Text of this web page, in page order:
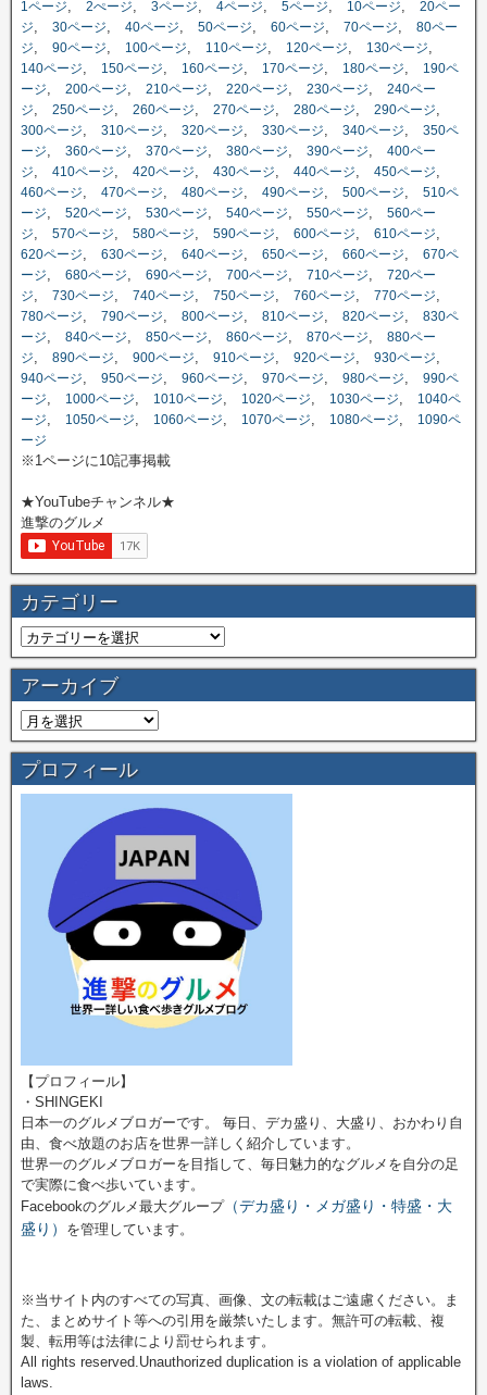
1ページ, 2ぺージ, 3ページ, 4ページ, 5ページ, 10ページ, 20ペー
ジ, 30ページ, 40ページ, 50ページ, 60ページ, 70ページ, 80ペー
ジ, 90ページ, 100ページ, 110ページ, 120ページ, 130ページ,
140ページ, 150ページ, 160ページ, 170ページ, 180ページ,
190ペ
ージ, 200ページ, 210ページ, 220ページ, 230ページ, 240ペー
ジ, 250ページ, 260ページ, 270ページ, 280ページ, 290ページ,
300ページ, 310ページ, 320ページ, 330ページ, 340ページ, 350ペ
ージ, 360ページ, 370ページ, 380ページ, 390ページ, 400ペー
ジ, 410ページ, 420ページ, 430ページ, 440ページ, 450ページ,
460ページ, 470ページ, 480ページ, 490ページ, 500ページ, 510ペ
ージ, 520ページ, 530ページ, 540ページ, 550ページ, 560ペー
ジ, 570ページ, 580ページ, 590ページ, 600ページ, 610ページ,
620ページ, 630ページ, 640ページ, 650ページ, 660ページ, 670ペ
ージ, 680ページ, 690ページ, 700ページ, 710ページ, 720ペー
ジ, 730ページ, 740ページ, 750ページ, 760ページ, 770ページ,
780ページ, 790ページ, 800ページ, 810ページ, 820ページ, 830ペ
ージ, 840ページ, 850ページ, 860ページ, 870ページ, 880ペー
ジ, 890ページ, 900ページ, 910ページ, 920ページ, 930ページ,
940ページ, 950ページ, 960ページ, 970ページ, 980ページ, 990ペ
ージ, 1000ページ, 1010ページ, 1020ページ, 1030ページ,
1040ペ
ージ, 1050ページ, 1060ページ, 1070ページ, 1080ページ,
1090ペ
ージ
※1ページに10記事掲載
★YouTubeチャンネル★
進撃のグルメ
カテゴリー
アーカイブ
プロフィール
【プロフィール】
・SHINGEKI
日本一のグルメブロガーです。 毎日、デカ盛り、大盛り、おかわり自
由、食べ放題のお店を世界一詳しく紹介しています。
世界一のグルメブロガーを目指して、毎日魅力的なグルメを自分の足
で実際に食べ歩いています。
Facebookのグルメ最大グループ（デカ盛り・メガ盛り・特盛・大
盛り） を管理しています。
※当サイト内のすべての写真、画像、文の転載はご遠慮ください。ま
た、まとめサイト等への引用を厳禁いたします。無許可の転載、複
製、転用等は法律により罰せられます。
All rights reserved.Unauthorized duplication is a violation of applicable
laws.